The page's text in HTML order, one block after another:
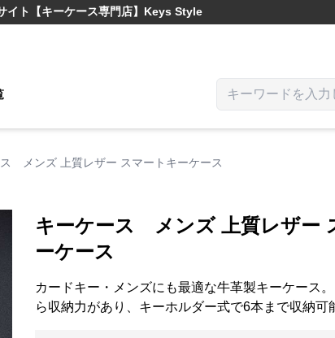
イト 【キーケース専門店】Keys Style
メンズ 上質レザー スマートキーケース
キーケース メンズ 上質レザー
ーケース
カードキー・メンズにも最適な牛革製キーケース
ら収納力があり、キーホルダー式で6本まで収納可